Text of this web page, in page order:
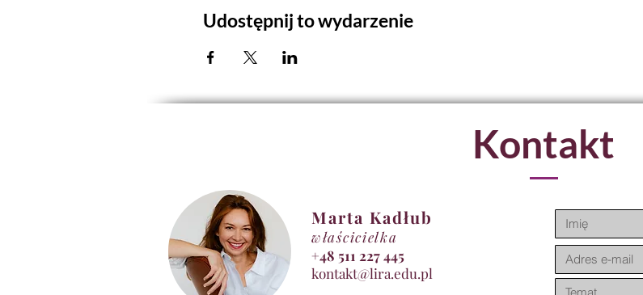
Udostępnij to wydarzenie
Kontakt
Marta Kadłub
właścicielka
+48 511 227 445
kontakt@lira.edu.pl